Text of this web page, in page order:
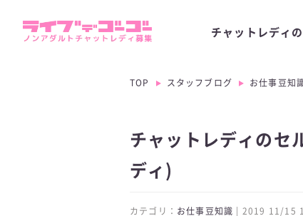
チャットレディ
TOP スタッフブログ お仕事豆知
チャットレディのセ
ディ)
カテゴリ： お仕事豆知識 | 2019 11/15